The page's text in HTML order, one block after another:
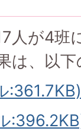
人が4班
は、以
:361.7KB)